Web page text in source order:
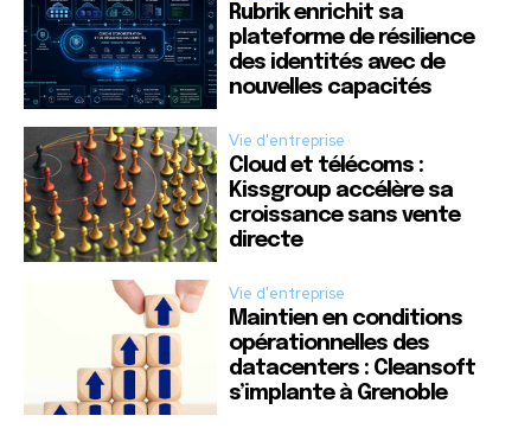
Rubrik enrichit sa
plateforme de résilience
des identités avec de
nouvelles capacités
Vie d'entreprise
Cloud et télécoms :
Kissgroup accélère sa
croissance sans vente
directe
Vie d'entreprise
Maintien en conditions
opérationnelles des
datacenters : Cleansoft
s’implante à Grenoble